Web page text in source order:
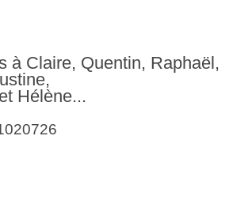
à Claire, Quentin, Raphaël,
Hélène...